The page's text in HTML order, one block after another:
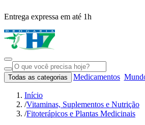
Entrega expressa em até 1h
Todas as categorias Medicamentos
Início
/Vitaminas, Suplementos e Nutrição
/Fitoterápicos e Plantas Medicinais